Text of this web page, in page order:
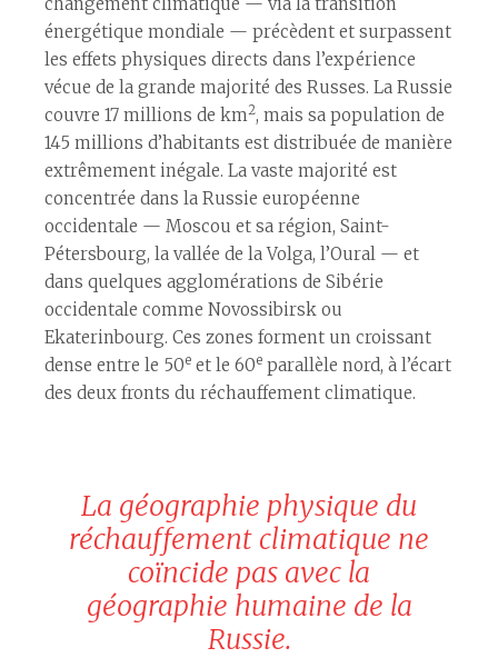
énergétique mondiale — précèdent et surpassent
les effets physiques directs dans l’expérience
vécue de la grande majorité des Russes. La Russie
couvre 17 millions de km2, mais sa population de
145 millions d’habitants est distribuée de manière
extrêmement inégale. La vaste majorité est
concentrée dans la Russie européenne
occidentale — Moscou et sa région, Saint-
Pétersbourg, la vallée de la Volga, l’Oural — et
dans quelques agglomérations de Sibérie
occidentale comme Novossibirsk ou
Ekaterinbourg. Ces zones forment un croissant
dense entre le 50e et le 60e parallèle nord, à l’écart
des deux fronts du réchauffement climatique.
La géographie physique du
réchauffement climatique ne
coïncide pas avec la
géographie humaine de la
Russie.